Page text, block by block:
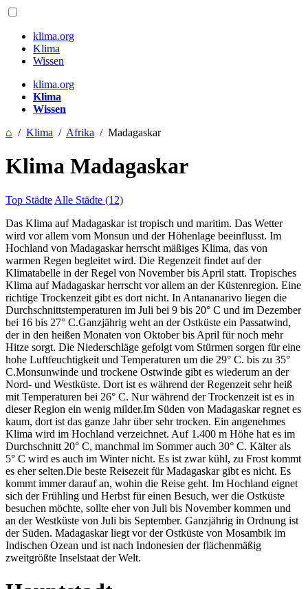
klima.org
Klima
Wissen
klima.org
Klima
Wissen
⌂ / Klima / Afrika / Madagaskar
Klima Madagaskar
Top Städte Alle Städte (12)
Das Klima auf Madagaskar ist tropisch und maritim. Das Wetter
wird vor allem vom Monsun und der Höhenlage beeinflusst. Im
Hochland von Madagaskar herrscht mäßiges Klima, das von
warmen Regen begleitet wird. Die Regenzeit findet auf der
Klimatabelle in der Regel von November bis April statt. Tropisches
Klima auf Madagaskar herrscht vor allem an der Küstenregion. Eine
richtige Trockenzeit gibt es dort nicht. In Antananarivo liegen die
Durchschnittstemperaturen im Juli bei 9 bis 20° C und im Dezember
bei 16 bis 27° C.Ganzjährig weht an der Ostküste ein Passatwind,
der in den heißen Monaten von Oktober bis April für noch mehr
Hitze sorgt. Die Niederschläge gefolgt vom Stürmen sorgen für eine
hohe Luftfeuchtigkeit und Temperaturen um die 29° C. bis zu 35°
C.Monsunwinde und trockene Ostwinde gibt es wiederum an der
Nord- und Westküste. Dort ist es während der Regenzeit sehr heiß
mit Temperaturen bei 26° C. Nur während der Trockenzeit ist es in
dieser Region ein wenig milder.Im Süden von Madagaskar regnet es
kaum, dort ist das ganze Jahr über sehr trocken. Ein angenehmes
Klima wird im Hochland verzeichnet. Auf 1.400 m Höhe hat es im
Durchschnitt 20° C, manchmal im Sommer auch 30° C. Kälter als
5° C wird es auch im Winter nicht. Es ist zwar kühl, zu Frost kommt
es eher selten.Die beste Reisezeit für Madagaskar gibt es nicht. Es
kommt immer darauf an, wohin die Reise geht. Im Hochland eignet
sich der Frühling und Herbst für einen Besuch, wer die Ostküste
besuchen möchte, sollte eher von Juli bis November kommen und
an der Westküste von Juli bis September. Ganzjährig in Ordnung ist
der Süden. Madagaskar liegt vor der Ostküste von Mosambik im
Indischen Ozean und ist nach Indonesien der flächenmäßig
zweitgrößte Inselstaat der Welt.